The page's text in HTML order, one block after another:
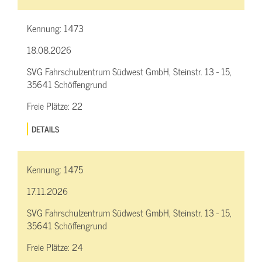
Kennung: 1473
18.08.2026
SVG Fahrschulzentrum Südwest GmbH, Steinstr. 13 - 15,
35641 Schöffengrund
Freie Plätze:22
DETAILS
Kennung: 1475
17.11.2026
SVG Fahrschulzentrum Südwest GmbH, Steinstr. 13 - 15,
35641 Schöffengrund
Freie Plätze:24